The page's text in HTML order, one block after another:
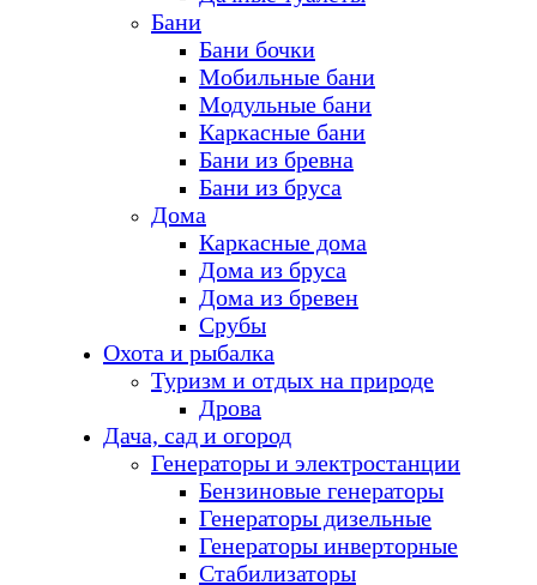
Бани
Бани бочки
Мобильные бани
Модульные бани
Каркасные бани
Бани из бревна
Бани из бруса
Дома
Каркасные дома
Дома из бруса
Дома из бревен
Срубы
Охота и рыбалка
Туризм и отдых на природе
Дрова
Дача, сад и огород
Генераторы и электростанции
Бензиновые генераторы
Генераторы дизельные
Генераторы инверторные
Стабилизаторы